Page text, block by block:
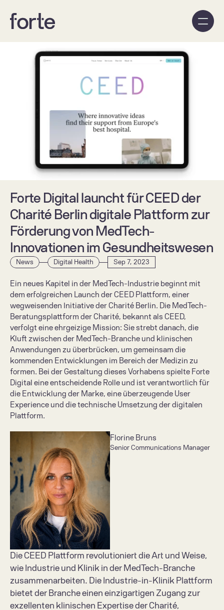
Ein neues Kapitel in der MedTech-Industrie beginnt mit
dem erfolgreichen Launch der CEED Plattform, einer
wegweisenden Initiative der Charité Berlin. Die MedTech-
Beratungsplattform der Charité, bekannt als CEED,
verfolgt eine ehrgeizige Mission: Sie strebt danach, die
Kluft zwischen der MedTech-Branche und klinischen
Anwendungen zu überbrücken, um gemeinsam die
kommenden Entwicklungen im Bereich der Medizin zu
formen. Bei der Gestaltung dieses Vorhabens spielte Forte
Digital eine entscheidende Rolle und ist verantwortlich für
die Entwicklung der Marke, eine überzeugende User
Experience und die technische Umsetzung der digitalen
Forte Digital launcht für CEED der
Charité Berlin digitale Plattform zur
Förderung von MedTech-
Innovationen im Gesundheitswesen
News Digital Health Sep 7, 2023
Florine Bruns
Senior Communications Manager
Die CEED Plattform revolutioniert die Art und Weise,
wie Industrie und Klinik in der MedTech-Branche
zusammenarbeiten. Die Industrie-in-Klinik Plattform
bietet der Branche einen einzigartigen Zugang zur
exzellenten klinischen Expertise der Charité,